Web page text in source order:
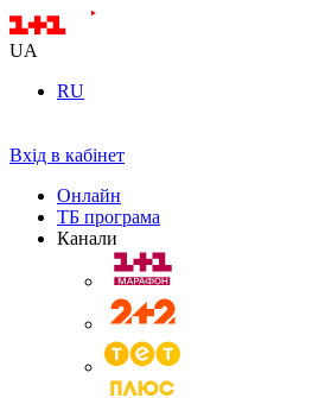
UA
RU
Вхід в кабінет
Онлайн
ТБ програма
Канали